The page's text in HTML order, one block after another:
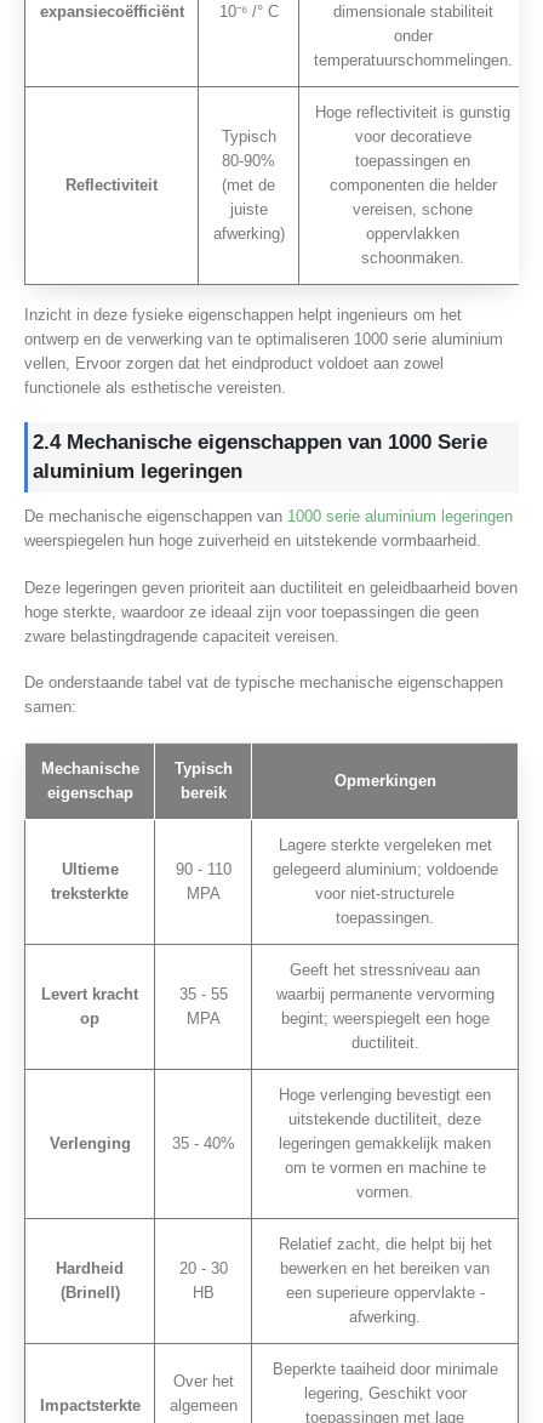
expansiecoëfficiënt
10⁻⁶ /° C
dimensionale stabiliteit
onder
temperatuurschommelingen.
Reflectiviteit
Typisch
80-90%
(met de
juiste
afwerking)
Hoge reflectiviteit is gunstig
voor decoratieve
toepassingen en
componenten die helder
vereisen, schone
oppervlakken
schoonmaken.
Inzicht in deze fysieke eigenschappen helpt ingenieurs om het
ontwerp en de verwerking van te optimaliseren 1000 serie aluminium
vellen, Ervoor zorgen dat het eindproduct voldoet aan zowel
functionele als esthetische vereisten.
2.4 Mechanische eigenschappen van 1000 Serie
aluminium legeringen
De mechanische eigenschappen van 1000 serie aluminium legeringen
weerspiegelen hun hoge zuiverheid en uitstekende vormbaarheid.
Deze legeringen geven prioriteit aan ductiliteit en geleidbaarheid boven
hoge sterkte, waardoor ze ideaal zijn voor toepassingen die geen
zware belastingdragende capaciteit vereisen.
De onderstaande tabel vat de typische mechanische eigenschappen
samen:
Mechanische
eigenschap
Typisch
bereik
Opmerkingen
Ultieme
treksterkte
90 - 110
MPA
Lagere sterkte vergeleken met
gelegeerd aluminium; voldoende
voor niet-structurele
toepassingen.
Levert kracht
op
35 - 55
MPA
Geeft het stressniveau aan
waarbij permanente vervorming
begint; weerspiegelt een hoge
ductiliteit.
Verlenging 35 - 40%
Hoge verlenging bevestigt een
uitstekende ductiliteit, deze
legeringen gemakkelijk maken
om te vormen en machine te
vormen.
Hardheid
(Brinell)
20 - 30
HB
Relatief zacht, die helpt bij het
bewerken en het bereiken van
een superieure oppervlakte -
afwerking.
Impactsterkte
Over het
algemeen
Beperkte taaiheid door minimale
legering, Geschikt voor
toepassingen met lage